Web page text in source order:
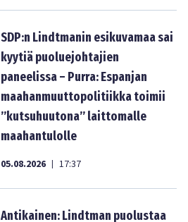
SDP:n Lindtmanin esikuvamaa sai
kyytiä puoluejohtajien
paneelissa – Purra: Espanjan
maahanmuuttopolitiikka toimii
”kutsuhuutona” laittomalle
maahantulolle
05.08.2026 | 17:37
Antikainen: Lindtman puolustaa